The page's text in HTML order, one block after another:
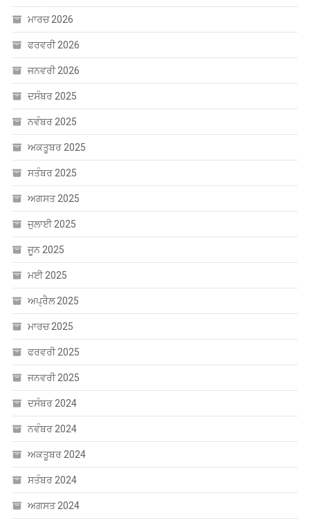
ਮਾਰਚ 2026
ਫਰਵਰੀ 2026
ਜਨਵਰੀ 2026
ਦਸੰਬਰ 2025
ਨਵੰਬਰ 2025
ਅਕਤੂਬਰ 2025
ਸਤੰਬਰ 2025
ਅਗਸਤ 2025
ਜੁਲਾਈ 2025
ਜੂਨ 2025
ਮਈ 2025
ਅਪ੍ਰੈਲ 2025
ਮਾਰਚ 2025
ਫਰਵਰੀ 2025
ਜਨਵਰੀ 2025
ਦਸੰਬਰ 2024
ਨਵੰਬਰ 2024
ਅਕਤੂਬਰ 2024
ਸਤੰਬਰ 2024
ਅਗਸਤ 2024